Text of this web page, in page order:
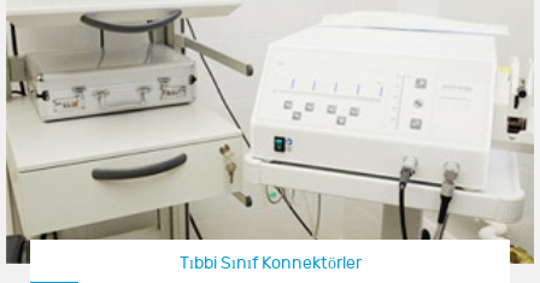
Tıbbi Sınıf Konnektörler